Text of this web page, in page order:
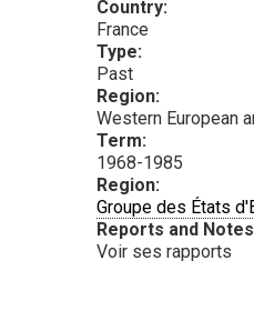
Country:
France
Type:
Past
Region:
Western European
Term:
1968-1985
Region:
Groupe des États
Reports and
Voir ses rapports